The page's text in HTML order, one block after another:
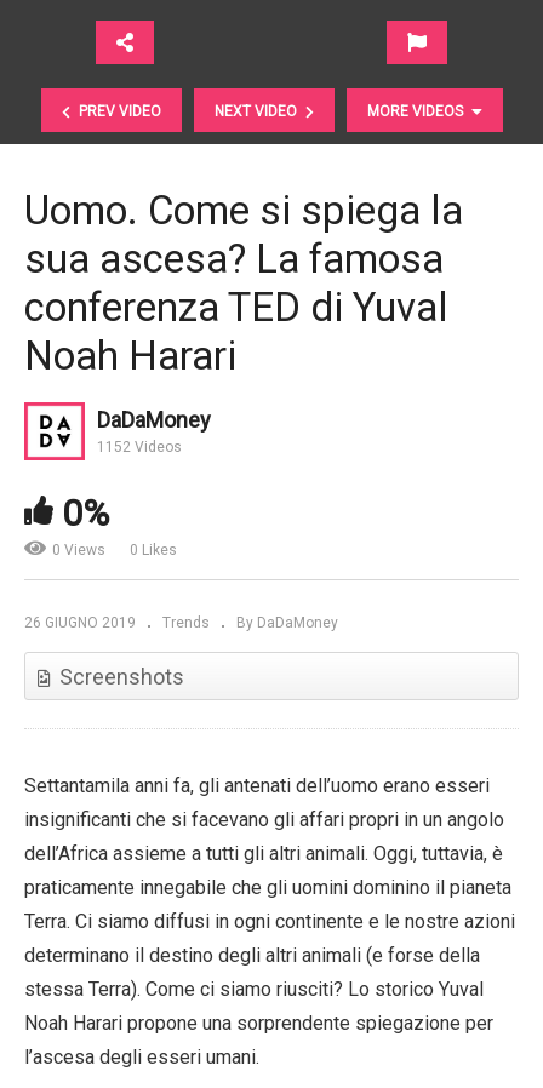
PREV VIDEO NEXT VIDEO MORE VIDEOS
Futuro. La comunicazione mentale e la conoscenza
infinita sono all’orizzonte | Big Think
Uomo. Come si spiega la
sua ascesa? La famosa
conferenza TED di Yuval
Noah Harari
DaDaMoney
1152 Videos
0%
0 Views 0 Likes
26 GIUGNO 2019 Trends By DaDaMoney
Screenshots
Settantamila anni fa, gli antenati dell’uomo erano esseri
insignificanti che si facevano gli affari propri in un angolo
dell’Africa assieme a tutti gli altri animali. Oggi, tuttavia, è
praticamente innegabile che gli uomini dominino il pianeta
Terra. Ci siamo diffusi in ogni continente e le nostre azioni
determinano il destino degli altri animali (e forse della
stessa Terra). Come ci siamo riusciti? Lo storico Yuval
Noah Harari propone una sorprendente spiegazione per
l’ascesa degli esseri umani.